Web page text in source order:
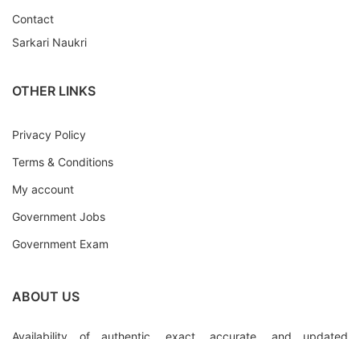
Contact
Sarkari Naukri
OTHER LINKS
Privacy Policy
Terms & Conditions
My account
Government Jobs
Government Exam
ABOUT US